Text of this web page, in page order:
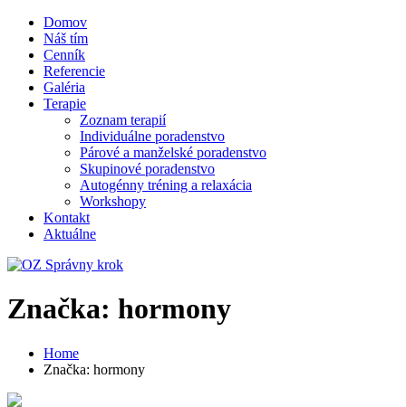
Domov
Náš tím
Cenník
Referencie
Galéria
Terapie
Zoznam terapií
Individuálne poradenstvo
Párové a manželské poradenstvo
Skupinové poradenstvo
Autogénny tréning a relaxácia
Workshopy
Kontakt
Aktuálne
Značka: hormony
Home
Značka: hormony